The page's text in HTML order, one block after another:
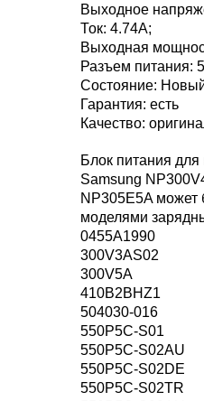
Выходное
Ток: 4.74A;
Выходная
Разъем питания:
Состояние:
Гарантия: есть
Качество:
Блок питания для
Samsung
NP305E5A может
моделями
0455A1990
300V3AS02
300V5A
410B2BHZ1
504030-016
550P5C-S01
550P5C-S02AU
550P5C-S02DE
550P5C-S02TR